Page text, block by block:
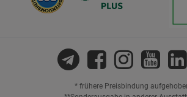
* frühere Preisbindung